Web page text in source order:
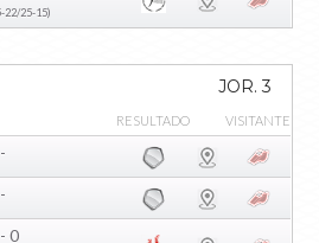
22/25-15)
JOR. 3
RESULTADO VISITANTE
-
-
0